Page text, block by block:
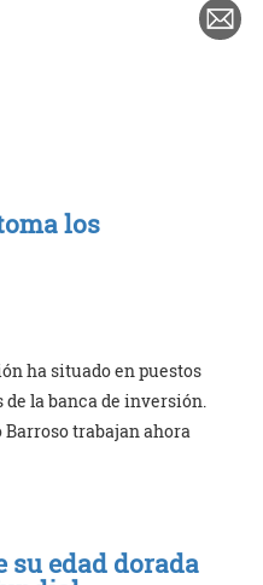
los
ha situado en puestos
la banca de inversión.
trabajan ahora
su edad dorada